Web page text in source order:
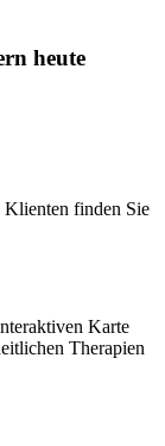
heute
Klienten finden Sie
Karte
Therapien